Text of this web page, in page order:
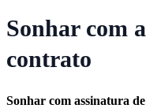
Sonhar com
contrato
Sonhar com assinatura